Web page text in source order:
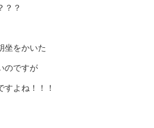
？？
坐をかいた
のですが
よね！！！